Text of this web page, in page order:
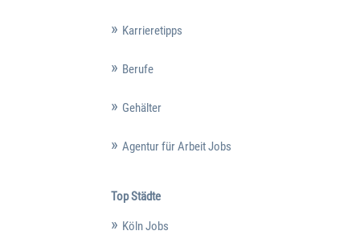
Karrieretipps
Berufe
Gehälter
Agentur für Arbeit Jobs
Top Städte
Köln Jobs